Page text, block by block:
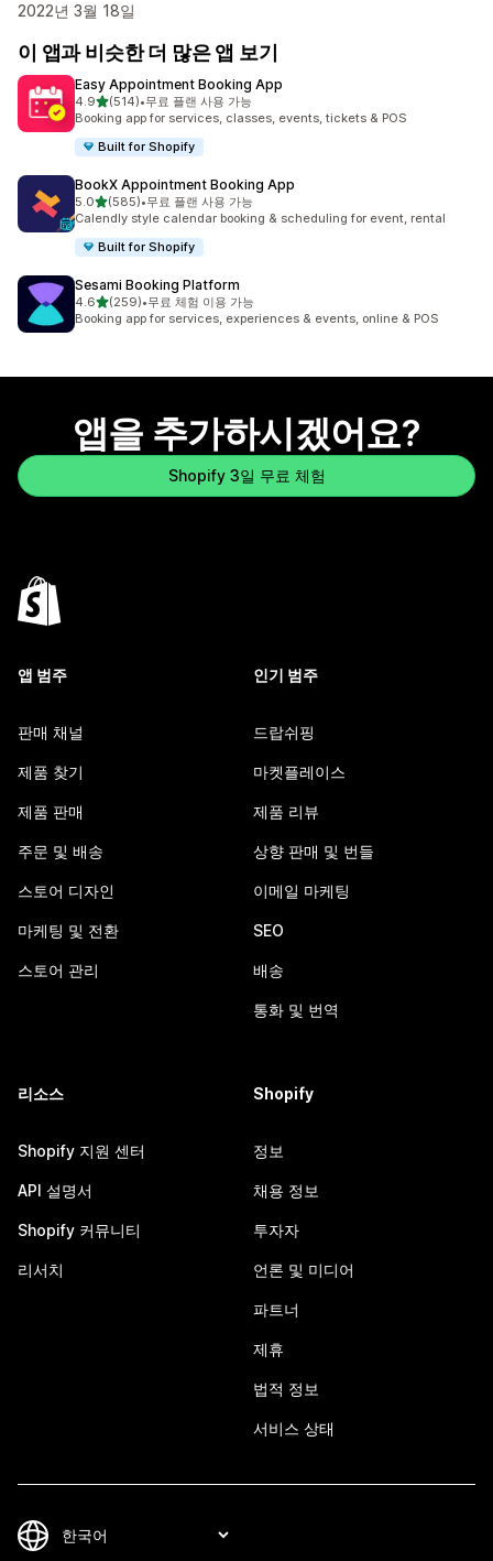
2022년 3월 18일
이 앱과 비슷한 더 많은 앱 보기
Easy Appointment Booking App
4.9별 5개 중
(514)
총 리뷰 514개
•무료 플랜 사용 가능
Booking app for services, classes, events, tickets & POS
Built for Shopify
BookX Appointment Booking App
5.0별 5개 중
(585)
총 리뷰 585개
•무료 플랜 사용 가능
Calendly style calendar booking & scheduling for event, rental
Built for Shopify
Sesami Booking Platform
4.6별 5개 중
(259)
총 리뷰 259개
•무료 체험 이용 가능
Booking app for services, experiences & events, online & POS
앱을 추가하시겠어요?
Shopify 3일 무료 체험
앱 범주
판매 채널
제품 찾기
제품 판매
주문 및 배송
스토어 디자인
마케팅 및 전환
스토어 관리
인기 범주
드랍쉬핑
마켓플레이스
제품 리뷰
상향 판매 및 번들
이메일 마케팅
SEO
배송
통화 및 번역
리소스
Shopify 지원 센터
API 설명서
Shopify 커뮤니티
리서치
Shopify
정보
채용 정보
투자자
언론 및 미디어
파트너
제휴
법적 정보
서비스 상태